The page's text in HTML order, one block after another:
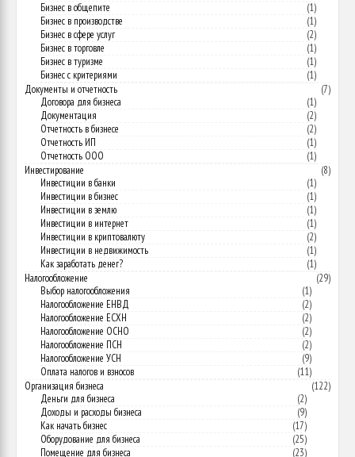
Бизнес в общепите
(1)
Бизнес в производстве
(1)
Бизнес в сфере услуг
(2)
Бизнес в торговле
(1)
Бизнес в туризме
(1)
Бизнес с критериями
(1)
Документы и отчетность
(7)
Договора для бизнеса
(1)
Документация
(2)
Отчетность в бизнесе
(2)
Отчетность ИП
(1)
Отчетность ООО
(1)
Инвестирование
(8)
Инвестиции в банки
(1)
Инвестиции в бизнес
(1)
Инвестиции в землю
(1)
Инвестиции в интернет
(1)
Инвестиции в криптовалюту
(2)
Инвестиции в недвижимость
(1)
Как заработать денег?
(1)
Налогообложение
(29)
Выбор налогообложения
(1)
Налогообложение ЕНВД
(2)
Налогообложение ЕСХН
(2)
Налогообложение ОСНО
(2)
Налогообложение ПСН
(2)
Налогообложение УСН
(9)
Оплата налогов и взносов
(11)
Организация бизнеса
(122)
Деньги для бизнеса
(2)
Доходы и расходы бизнеса
(9)
Как начать бизнес
(17)
Оборудование для бизнеса
(25)
Помещение для бизнеса
(23)